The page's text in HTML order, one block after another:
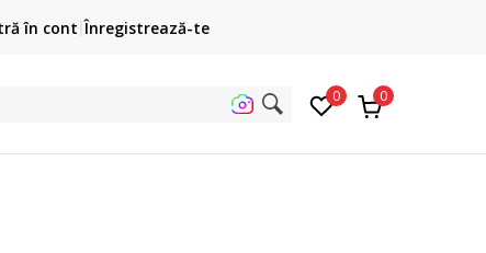
Cumpără acum, plateste mai târziu
3 rate fără dobândă fără card de credit cu Klarna
în cont Înregistrează-te
pe 0 0